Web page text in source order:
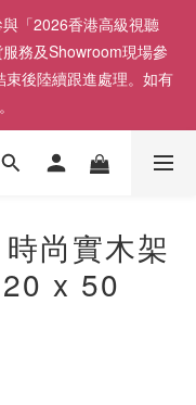
「2026香港高級視聽
務及Showroom現場參
後陸續跟進處理。如有
尚實木架
x 50